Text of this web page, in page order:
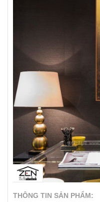
THÔNG TIN SẢN PHẨM: